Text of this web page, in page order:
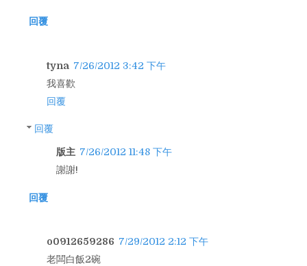
回覆
tyna 7/26/2012 3:42 下午
我喜歡
回覆
回覆
版主 7/26/2012 11:48 下午
謝謝!
回覆
o0912659286 7/29/2012 2:12 下午
老闆白飯2碗